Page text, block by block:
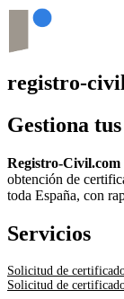
registro-
Gestiona
Registro-Civil.com
obtención de
toda España, con
Servicios
Solicitud de
Solicitud de